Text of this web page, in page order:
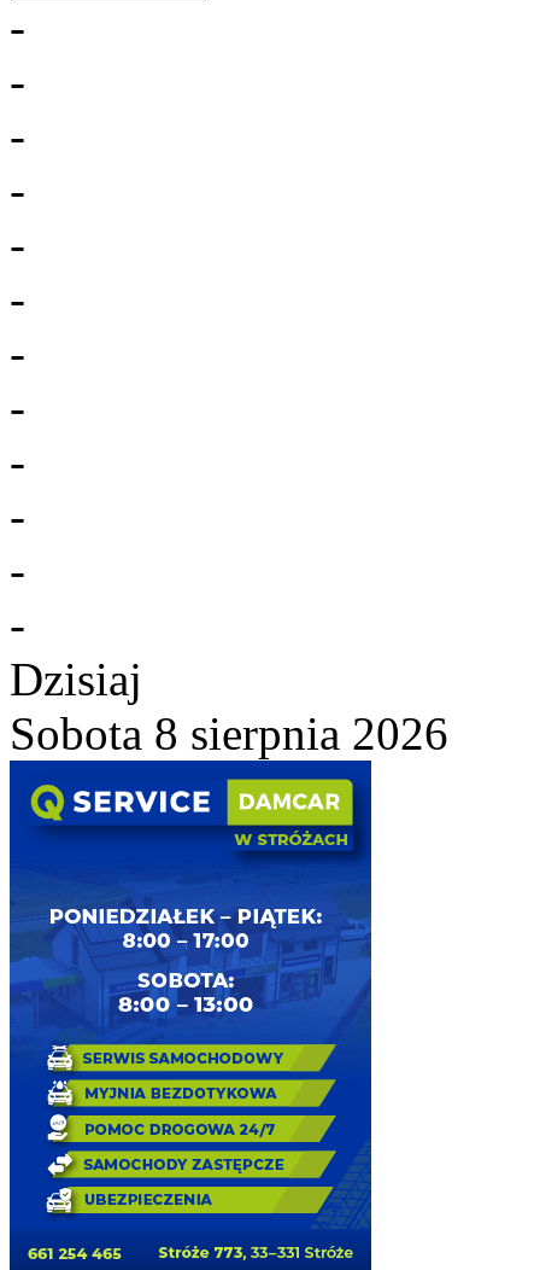
-
-
-
-
-
-
-
-
-
-
-
-
Dzisiaj
Sobota 8 sierpnia 2026